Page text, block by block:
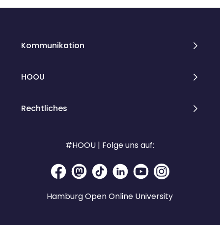
Kommunikation
HOOU
Rechtliches
#HOOU | Folge uns auf:
Hamburg Open Online University